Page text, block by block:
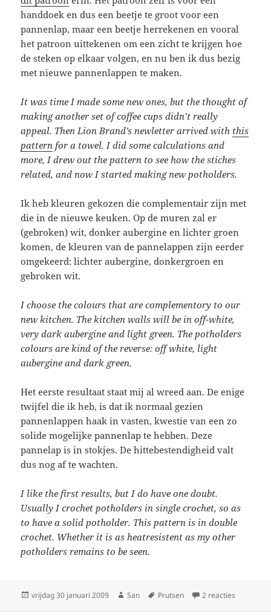
handdoek en dus een beetje te groot voor een
pannenlap, maar een beetje herrekenen en vooral
het patroon uittekenen om een zicht te krijgen hoe
de steken op elkaar volgen, en nu ben ik dus bezig
met nieuwe pannenlappen te maken.
It was time I made some new ones, but the thought of
making another set of coffee cups didn’t really
appeal. Then Lion Brand’s newletter arrived with this
pattern for a towel. I did some calculations and
more, I drew out the pattern to see how the stiches
related, and now I started making new potholders.
Ik heb kleuren gekozen die complementair zijn met
die in de nieuwe keuken. Op de muren zal er
(gebroken) wit, donker aubergine en lichter groen
komen, de kleuren van de pannelappen zijn eerder
omgekeerd: lichter aubergine, donkergroen en
gebroken wit.
I choose the colours that are complementory to our
new kitchen. The kitchen walls will be in off-white,
very dark aubergine and light green. The potholders
colours are kind of the reverse: off white, light
aubergine and dark green.
Het eerste resultaat staat mij al wreed aan. De enige
twijfel die ik heb, is dat ik normaal gezien
pannenlappen haak in vasten, kwestie van een zo
solide mogelijke pannenlap te hebben. Deze
pannelap is in stokjes. De hittebestendigheid valt
dus nog af te wachten.
I like the first results, but I do have one doubt.
Usually I crochet potholders in single crochet, so as
to have a solid potholder. This pattern is in double
crochet. Whether it is as heatresistent as my other
potholders remains to be seen.
Geplaatst
vrijdag 30 januari 2009 Auteur
San Tags
Prutsen 2 reacties